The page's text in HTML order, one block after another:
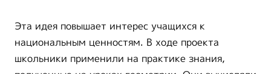
Эта идея повышает интерес учащихся к
национальным ценностям. В ходе проекта
школьники применили на практике знания,